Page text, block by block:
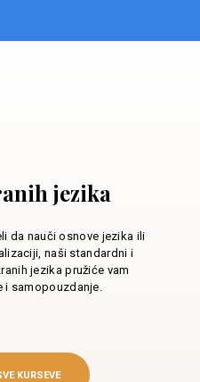
jezika
da nauči osnove jezika ili
naši standardni i
jezika pružiće vam
i samopouzdanje.
KURSEVE